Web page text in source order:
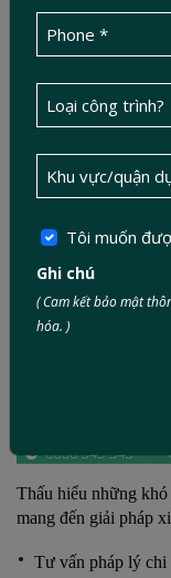
có thể chậm trễ.
Chi phí phát sinh:
6. Giải pháp
Thấu hiểu những
mang đến giải pháp
Tư vấn pháp lý chi
Tôi muốn
Ghi chú
( Cam kết bảo mật
hóa. )